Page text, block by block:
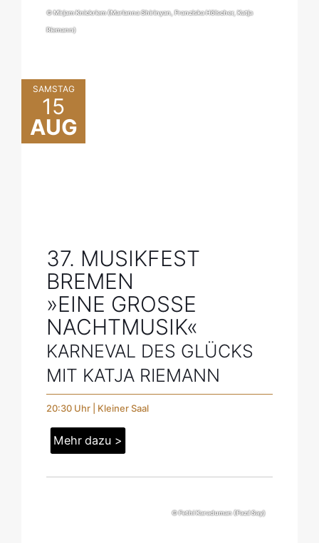
SAMSTAG
15
AUG
© Mirjam Knickriem (Marianna Shirinyan, Franziska Hölscher, Katja
Riemann)
37. MUSIKFEST
BREMEN
»EINE GROSSE N
ACHTMUSIK«
KARNEVAL DES GLÜCKS
MIT KATJA RIEMANN
20:30 Uhr | Kleiner Saal
Mehr dazu >
© Fethi Karaduman (Fazıl Say)